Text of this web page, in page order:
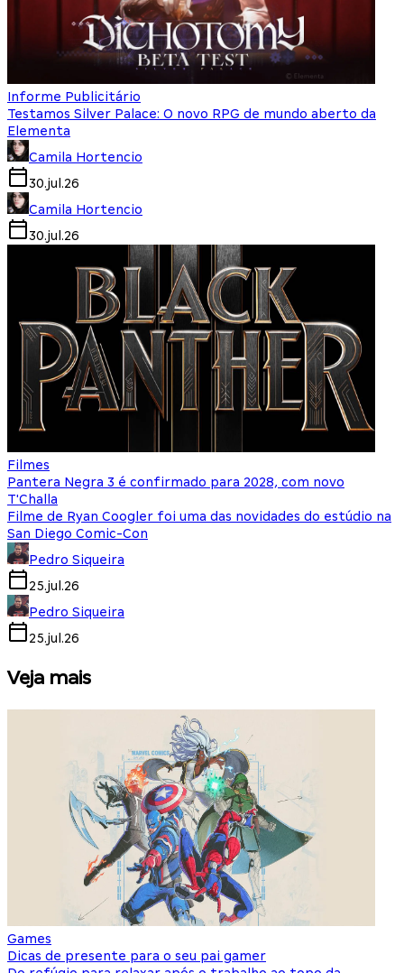
Informe Publicitário
Testamos Silver Palace: O novo RPG de mundo aberto da
Elementa
Camila Hortencio
30.jul.26
Camila Hortencio
30.jul.26
Filmes
Pantera Negra 3 é confirmado para 2028, com novo
T'Challa
Filme de Ryan Coogler foi uma das novidades do estúdio na
San Diego Comic-Con
Pedro Siqueira
25.jul.26
Pedro Siqueira
25.jul.26
Veja mais
Games
Dicas de presente para o seu pai gamer